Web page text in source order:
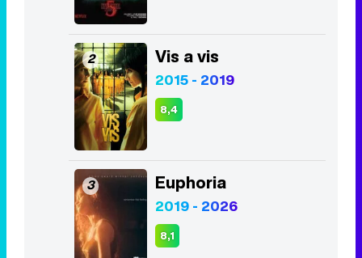
2 Vis a vis
2015 - 2019
8,4
3 Euphoria
2019 - 2026
8,1